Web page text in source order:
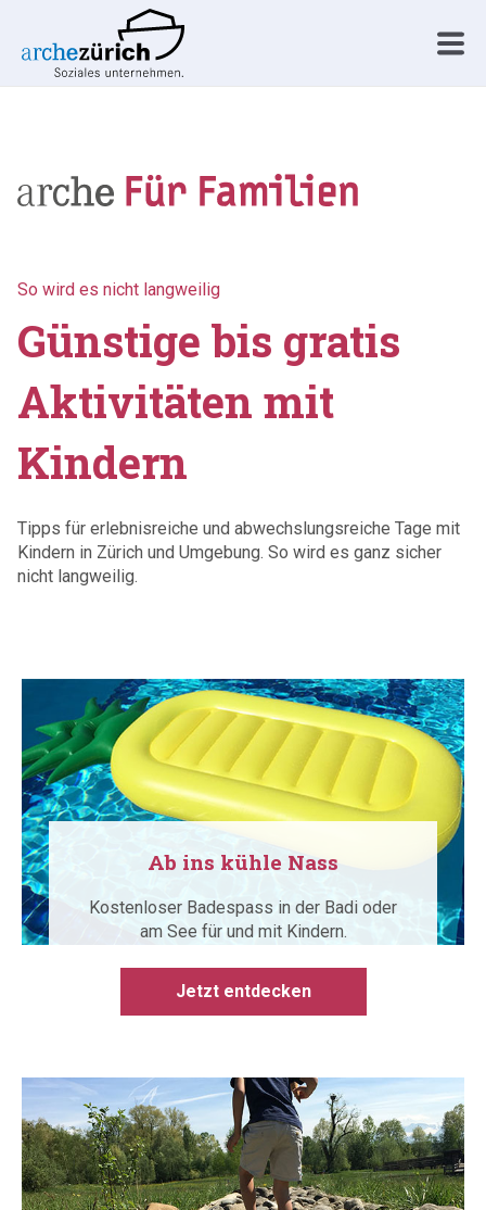
So wird es nicht langweilig
Günstige bis gratis
Aktivitäten mit
Kindern
Tipps für erlebnisreiche und abwechslungsreiche Tage mit
Kindern in Zürich und Umgebung. So wird es ganz sicher
nicht langweilig.
Ab ins kühle Nass
Kostenloser Badespass in der Badi oder
am See für und mit Kindern.
Jetzt entdecken